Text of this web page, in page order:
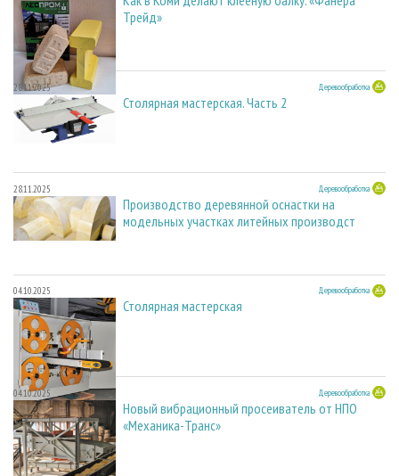
Трейд»
28.11.2025 Деревообработка
Столярная мастерская. Часть 2
28.11.2025 Деревообработка
Производство деревянной оснастки на
модельных участках литейных производст
04.10.2025 Деревообработка
Столярная мастерская
04.10.2025 Деревообработка
Новый вибрационный просеиватель от НПО
«Механика-Транс»